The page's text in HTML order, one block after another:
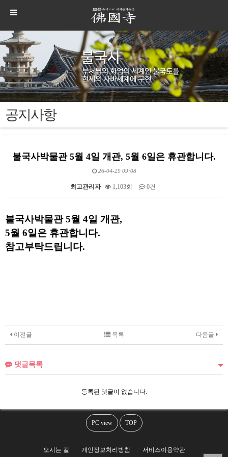
공지사항
불국사박물관 5월 4일 개관, 5월 6일은 휴관합니다.
26-04-29 09:08
최고관리자 1,103회 0건
불국사박물관 5월 4일 개관,
5월 6일은 휴관합니다.
참고부탁드립니다.
이전글 다음글
목록
댓글목록
등록된 댓글이 없습니다.
PC view TOP
오시는 길 개인정보처리방침 서비스이용약관